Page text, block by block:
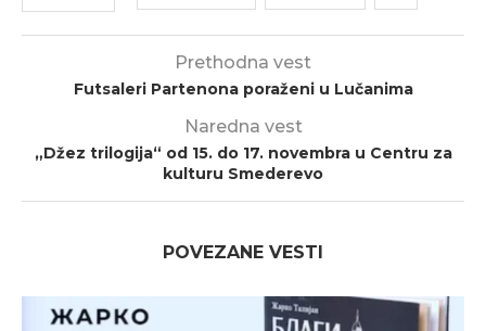
Prethodna vest
Futsaleri Partenona poraženi u Lučanima
Naredna vest
„Džez trilogija“ od 15. do 17. novembra u Centru za
kulturu Smederevo
POVEZANE VESTI